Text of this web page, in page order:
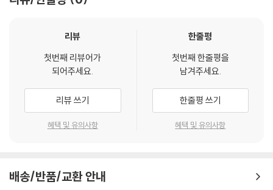
것을 권유해 드립니다.
를 마른 천으로 닦으시거나, DVD 클리너 등 전용 제품을 이용하면 대부분
해결됩니다.
3) 일부 PC 연결형 ODD의 경우 호환 상의 문제로 정상적인 디스크도 재
며, ODD 사용으로 인한 재생 불량의 경우 교환 시에도 동일한 오류가 발
생할 수 있음을 알려드립니다.
있으며, 상품의 불량이 아닙니다. 단, 재생에 이상이 있는 경우에는 불량으
로 인한 반품/교환이 가능합니다.
리뷰
첫번째 리뷰어가
되어주세요.
리뷰 쓰기
혜택 및 유의사항
한줄평
첫번째 한줄평을
남겨주세요.
한줄평 쓰기
혜택 및 유의사항
배송/반품/교환 안내